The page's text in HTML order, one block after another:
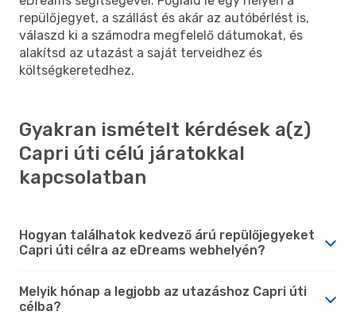
repülőjegyet, a szállást és akár az autóbérlést is,
válaszd ki a számodra megfelelő dátumokat, és
alakítsd az utazást a saját terveidhez és
költségkeretedhez.
Gyakran ismételt kérdések a(z)
Capri úti célú járatokkal
kapcsolatban
Hogyan találhatok kedvező árú repülőjegyeket
Capri úti célra az eDreams webhelyén?
Melyik hónap a legjobb az utazáshoz Capri úti
célba?